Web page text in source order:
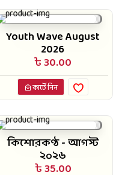
Youth Wave August
2026
৳ 30.00
কার্টে নিন
কিশোরকণ্ঠ - আগস্ট
২০২৬
৳ 35.00